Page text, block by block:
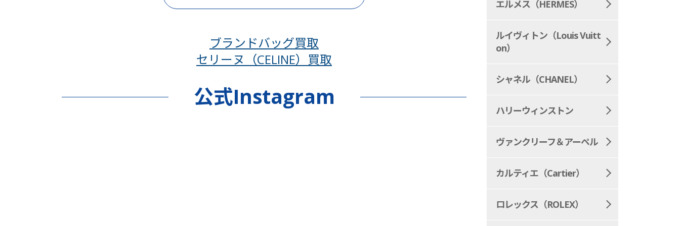
ブランドバッグ買取
セリーヌ（CELINE）買取
公式Instagram
エルメス（HERMES）
ルイヴィトン（Louis Vuitt
on）
シャネル（CHANEL）
ハリーウィンストン
ヴァンクリーフ＆アーペル
カルティエ（Cartier）
ロレックス（ROLEX）